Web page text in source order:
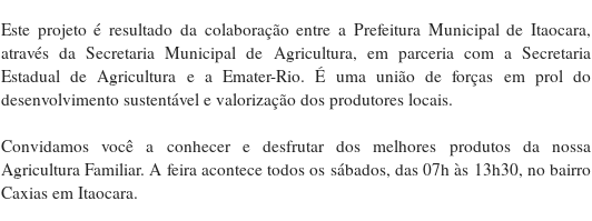
Este projeto é resultado da colaboração entre a Prefeitura Municipal de Itaocara,
através da Secretaria Municipal de Agricultura, em parceria com a Secretaria
Estadual de Agricultura e a Emater-Rio. É uma união de forças em prol do
desenvolvimento sustentável e valorização dos produtores locais.
Convidamos você a conhecer e desfrutar dos melhores produtos da nossa
Agricultura Familiar. A feira acontece todos os sábados, das 07h às 13h30, no bairro
Caxias em Itaocara.